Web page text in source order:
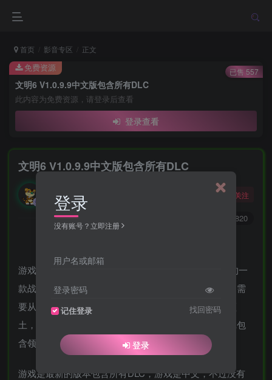
首页 影音专区 正文
文明6 V1.0.9.9中文版包含所有DLC
此内容为免费资源，请登录后查看
登录查看
免费资源 已售 557
文明6 V1.0.9.9中文版包含所有DLC
酒醒只在花前坐，酒醉还来花下眠。
关注
820
游戏介绍《文明6》是由Firaxis开发、2K Games发行的一
款战旗策略类游戏。游戏继承前作的回合制玩法，玩家需
要从石器时代开始发展，建造房屋，研发科技，扩张领
土，慢慢走向信息时代，最终成为世界的领导者。游戏包
含领域非常广泛，可以通过五种方式取得胜利
游戏是最新的版本包含所有DLC，游戏是中文，不过没有
登录
没有账号？立即注册
用户名或邮箱
登录密码
记住登录 找回密码
登录